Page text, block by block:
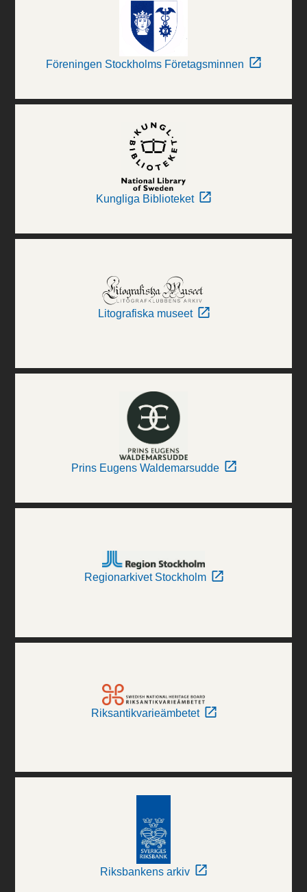
Föreningen Stockholms Företagsminnen
Kungliga Biblioteket
Litografiska museet
Prins Eugens Waldemarsudde
Regionarkivet Stockholm
Riksantikvarieämbetet
Riksbankens arkiv